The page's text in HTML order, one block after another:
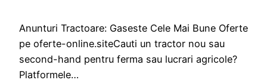
Anunturi Tractoare: Gaseste Cele Mai Bune Oferte
pe oferte-online.siteCauti un tractor nou sau
second-hand pentru ferma sau lucrari agricole?
Platformele…